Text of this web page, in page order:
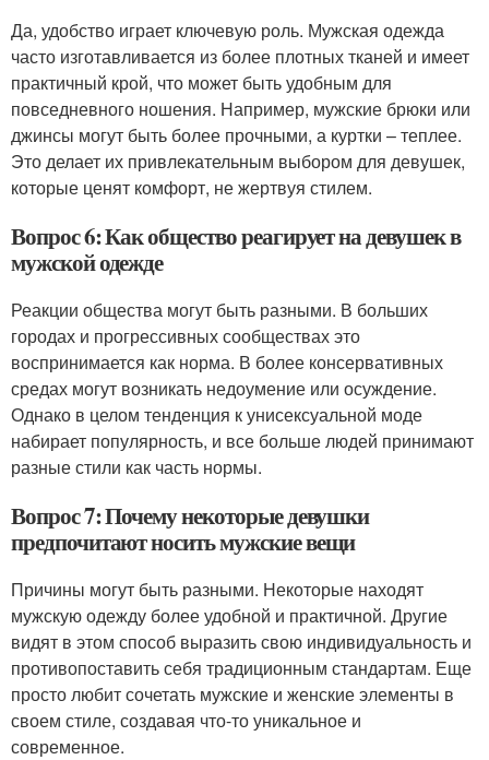
Да, удобство играет ключевую роль. Мужская одежда
часто изготавливается из более плотных тканей и имеет
практичный крой, что может быть удобным для
повседневного ношения. Например, мужские брюки или
джинсы могут быть более прочными, а куртки – теплее.
Это делает их привлекательным выбором для девушек,
которые ценят комфорт, не жертвуя стилем.
Вопрос 6: Как общество реагирует на девушек в
мужской одежде
Реакции общества могут быть разными. В больших
городах и прогрессивных сообществах это
воспринимается как норма. В более консервативных
средах могут возникать недоумение или осуждение.
Однако в целом тенденция к унисексуальной моде
набирает популярность, и все больше людей принимают
разные стили как часть нормы.
Вопрос 7: Почему некоторые девушки
предпочитают носить мужские вещи
Причины могут быть разными. Некоторые находят
мужскую одежду более удобной и практичной. Другие
видят в этом способ выразить свою индивидуальность и
противопоставить себя традиционным стандартам. Еще
просто любит сочетать мужские и женские элементы в
своем стиле, создавая что-то уникальное и
современное.